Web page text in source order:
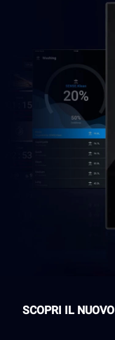
SCOPRI IL NUOVO